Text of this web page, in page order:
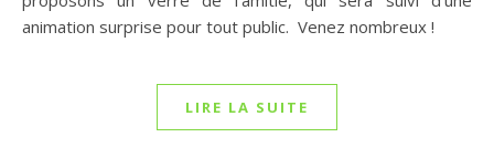
animation surprise pour tout public. Venez nombreux !
LIRE LA SUITE